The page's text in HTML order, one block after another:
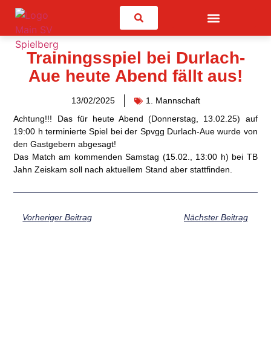
Suchen
Trainingsspiel bei Durlach-
Aue heute Abend fällt aus!
13/02/2025
1. Mannschaft
Achtung!!! Das für heute Abend (Donnerstag, 13.02.25) auf
19:00 h terminierte Spiel bei der Spvgg Durlach-Auewurde von
den Gastgebernabgesagt!
Das Match am kommenden Samstag (15.02., 13:00 h) bei TB
Jahn Zeiskam soll nach aktuellem Stand aber stattfinden.
Vorheriger Beitrag Nächster Beitrag